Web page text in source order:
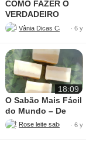
COMO FAZER O
VERDADEIRO
SABÃO
GLICERINADO
Vânia Dicas Caseiras
· 6 y
18:09
O Sabão Mais Fácil
do Mundo – De
Álcool com Banha
de Porco
· 6 y